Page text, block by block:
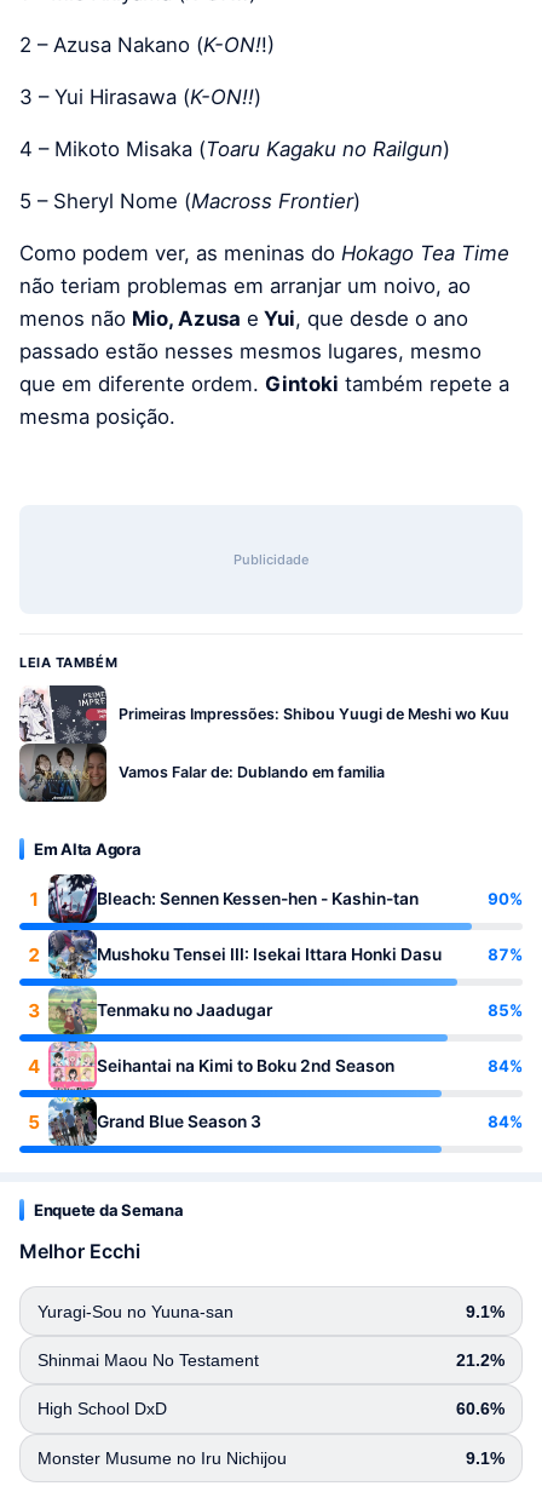
2 – Azusa Nakano (K-ON!!)
3 – Yui Hirasawa (K-ON!!)
4 – Mikoto Misaka (Toaru Kagaku no Railgun)
5 – Sheryl Nome (Macross Frontier)
Como podem ver, as meninas do Hokago Tea Time
não teriam problemas em arranjar um noivo, ao
menos não Mio, Azusa e Yui, que desde o ano
passado estão nesses mesmos lugares, mesmo
que em diferente ordem. Gintoki também repete a
mesma posição.
Publicidade
LEIA TAMBÉM
Primeiras Impressões: Shibou Yuugi de Meshi wo Kuu
Vamos Falar de: Dublando em familia
Em Alta Agora
1 Bleach: Sennen Kessen-hen - Kashin-tan 90%
2 Mushoku Tensei III: Isekai Ittara Honki Dasu 87%
3 Tenmaku no Jaadugar 85%
4 Seihantai na Kimi to Boku 2nd Season 84%
5 Grand Blue Season 3 84%
Enquete da Semana
Melhor Ecchi
Yuragi-Sou no Yuuna-san 9.1%
Shinmai Maou No Testament 21.2%
High School DxD 60.6%
Monster Musume no Iru Nichijou 9.1%